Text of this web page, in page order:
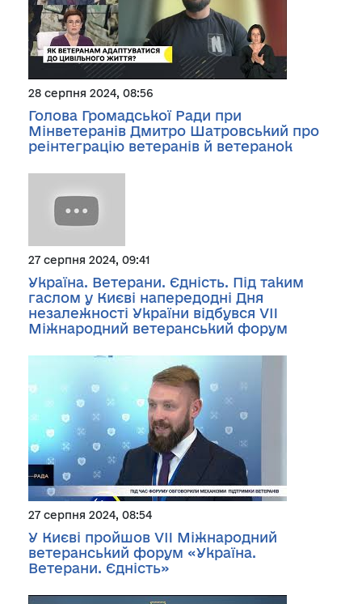
28 серпня 2024, 08:56
Голова Громадської Ради при
Мінветеранів Дмитро Шатровський про
реінтеграцію ветеранів й ветеранок
27 серпня 2024, 09:41
Україна. Ветерани. Єдність. Під таким
гаслом у Києві напередодні Дня
незалежності України відбувся VII
Міжнародний ветеранський форум
27 серпня 2024, 08:54
У Києві пройшов VII Міжнародний
ветеранський форум «Україна.
Ветерани. Єдність»